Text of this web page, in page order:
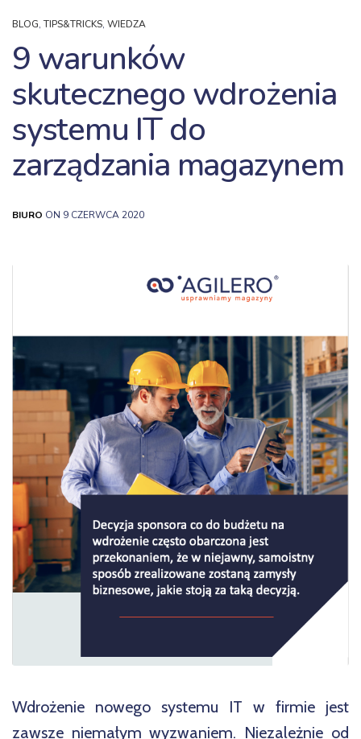
BLOG,TIPS&TRICKS, WIEDZA
9 warunków
skutecznego wdrożenia
systemu IT do
zarządzania magazynem
BIURO ON 9 CZERWCA 2020
Wdrożenie nowego systemu IT w firmie jest
zawsze niemałym wyzwaniem. Niezależnie od